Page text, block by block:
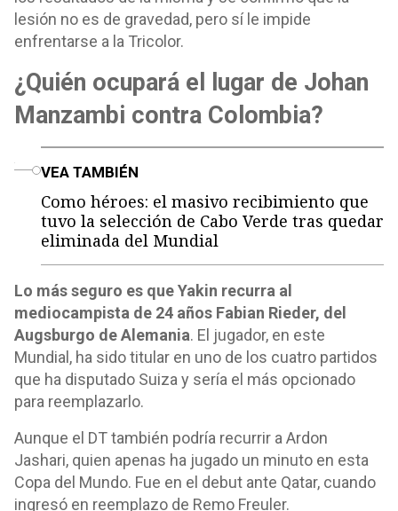
lesión no es de gravedad, pero sí le impide
enfrentarse a la Tricolor.
¿Quién ocupará el lugar de Johan
Manzambi contra Colombia?
VEA TAMBIÉN
Como héroes: el masivo recibimiento que
tuvo la selección de Cabo Verde tras quedar
eliminada del Mundial
Lo más seguro es que Yakin recurra al
mediocampista de 24 años Fabian Rieder, del
Augsburgo de Alemania. El jugador, en este
Mundial, ha sido titular en uno de los cuatro partidos
que ha disputado Suiza y sería el más opcionado
para reemplazarlo.
Aunque el DT también podría recurrir a Ardon
Jashari, quien apenas ha jugado un minuto en esta
Copa del Mundo. Fue en el debut ante Qatar, cuando
ingresó en reemplazo de Remo Freuler.